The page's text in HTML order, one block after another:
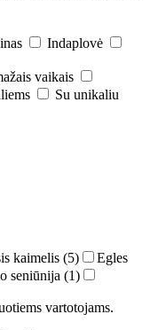
Indaplovė
vaikais
Su unikaliu
kaimelis (5)
Egles
seniūnija (1)
vartotojams.